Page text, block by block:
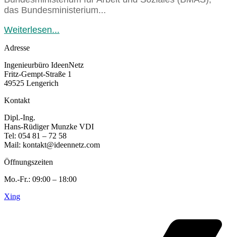
das Bundesministerium...
Weiterlesen...
Adresse
Ingenieurbüro IdeenNetz
Fritz-Gempt-Straße 1
49525 Lengerich
Kontakt
Dipl.-Ing.
Hans-Rüdiger Munzke VDI
Tel: 054 81 – 72 58
Mail: kontakt@ideennetz.com
Öffnungszeiten
Mo.-Fr.: 09:00 – 18:00
Xing